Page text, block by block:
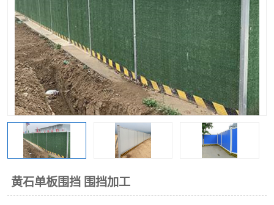
黄石单板围挡 围挡加工
生产加工单板复合围挡 市
政围挡